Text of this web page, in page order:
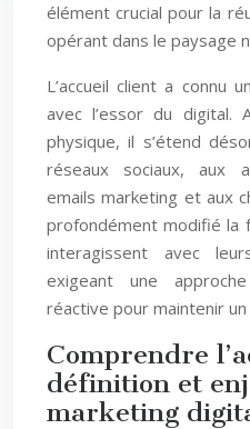
élément crucial pour la
opérant dans le paysage
L’accueil client a connu
avec l’essor du digital.
physique, il s’étend
réseaux sociaux, aux
emails marketing et aux
profondément modifié la
interagissent avec
exigeant une
réactive pour maintenir
Comprendre
définition et
marketing